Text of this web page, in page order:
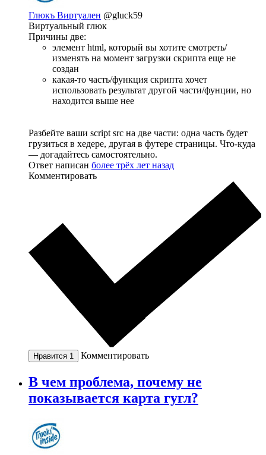
Глюкъ Виртуален @gluck59
Виртуальный глюк
Причины две:
элемент html, который вы хотите смотреть/
изменять на момент загрузки скрипта еще не
создан
какая-то часть/функция скрипта хочет
использовать результат другой части/фунции, но
находится выше нее
Разбейте ваши script src на две части: одна часть будет
грузиться в хедере, другая в футере страницы. Что-куда
— догадайтесь самостоятельно.
Ответ написан более трёх лет назад
Комментировать
Нравится 1 Комментировать
В чем проблема, почему не
показывается карта гугл?